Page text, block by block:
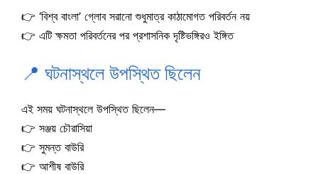
👉 ‘বিশ্ব বাংলা’ গ্লোব সরানো শুধুমাত্র কাঠামোগত পরিবর্তন নয়
👉 এটি ক্ষমতা পরিবর্তনের পর প্রশাসনিক দৃষ্টিভঙ্গিরও ইঙ্গিত
📍 ঘটনাস্থলে উপস্থিত ছিলেন
এই সময় ঘটনাস্থলে উপস্থিত ছিলেন—
👉 সঞ্জয় চৌরাসিয়া
👉 সুমন্ত বাউরি
👉 আশীষ বাউরি